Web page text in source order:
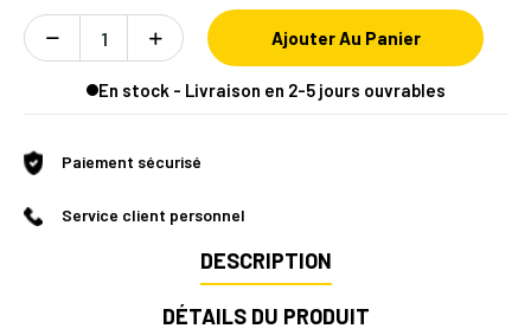
Ajouter Au Panier
En stock - Livraison en 2-5 jours ouvrables
Paiement sécurisé
Service client personnel
DESCRIPTION
DÉTAILS DU PRODUIT